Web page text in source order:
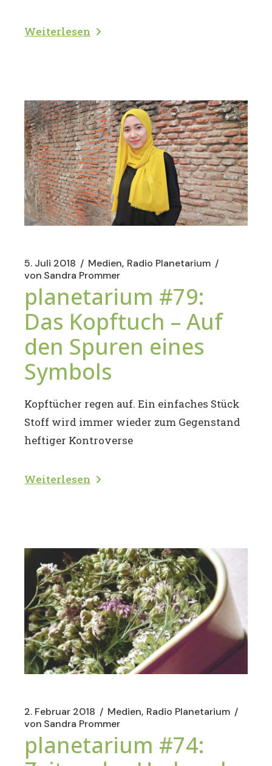
Weiterlesen
5. Juli 2018 Medien Radio Planetarium
von Sandra Prommer
planetarium #79:
Das Kopftuch – Auf
den Spuren eines
Symbols
Kopftücher regen auf. Ein einfaches Stück
Stoff wird immer wieder zum Gegenstand
heftiger Kontroverse
Weiterlesen
2. Februar 2018 Medien Radio Planetarium
von Sandra Prommer
planetarium #74: